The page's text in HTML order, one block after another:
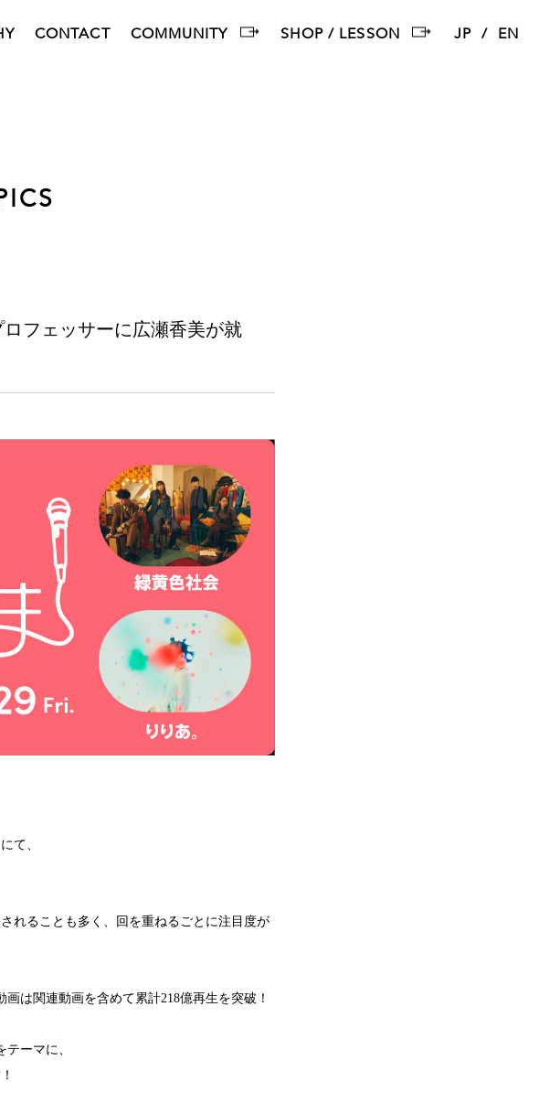
CONTACT COMMUNITY SHOP / LESSON JP EN
フェッサーに広瀬香美が就
て、
れることも多く、回を重ねるごとに注目度が
は関連動画を含めて累計218億再生を突破！
ーマに、